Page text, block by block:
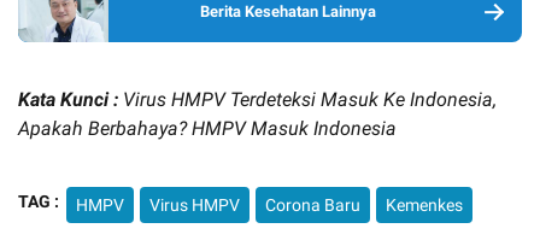
Berita Kesehatan Lainnya
Kata Kunci : Virus HMPV Terdeteksi Masuk Ke Indonesia,
Apakah Berbahaya? HMPV Masuk Indonesia
TAG : HMPV Virus HMPV Corona Baru Kemenkes